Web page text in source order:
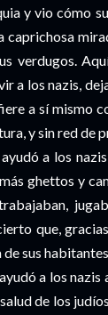
y vio cómo
caprichosa
verdugos.
a los nazis,
a sí mismo
y sin red de
a los
ghettos y
que,
de sus
a los
de los